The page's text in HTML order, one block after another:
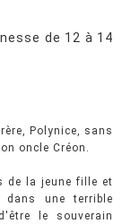
de 12 à 14
Polynice, sans
oncle Créon.
de la jeune fille et
une terrible
le souverain